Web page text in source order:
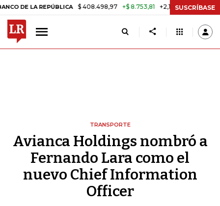
LA REPÚBLICA $ 408.498,97 +$ 8.753,81 +2,19% TASA DE USURA
SUSCRÍBASE
TRANSPORTE
Avianca Holdings nombró a
Fernando Lara como el
nuevo Chief Information
Officer